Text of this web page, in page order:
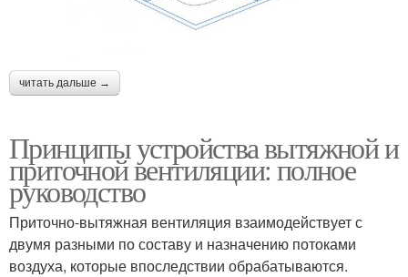
читать дальше →
Принципы устройства вытяжной и
приточной вентиляции: полное
руководство
Приточно-вытяжная вентиляция взаимодействует с
двумя разными по составу и назначению потоками
воздуха, которые впоследствии обрабатываются.